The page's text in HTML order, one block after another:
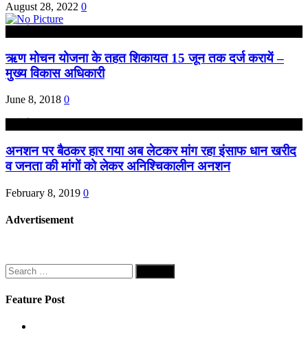
August 28, 2022 0
ऋण मोचन योजना के तहत शिकायत 15 जून तक दर्ज करायें –
मुख्य विकास अधिकारी
June 8, 2018 0
अनशन पर बैठकर हार गया अब लेटकर मांग रहा इंसाफ धान खरीद
व जनता की मांगों को लेकर अनिश्चिकालीन अनशन
February 8, 2019 0
Advertisement
Search
for:
Feature Post